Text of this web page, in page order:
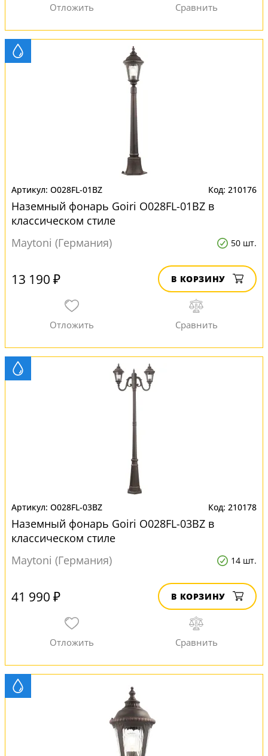
O028FL-01BZ 210176
Наземный фонарь Goiri O028FL-01BZ в
классическом стиле
Maytoni (Германия)
50 шт.
13 190 ₽ В КОРЗИНУ
O028FL-03BZ 210178
Наземный фонарь Goiri O028FL-03BZ в
классическом стиле
Maytoni (Германия)
14 шт.
41 990 ₽ В КОРЗИНУ